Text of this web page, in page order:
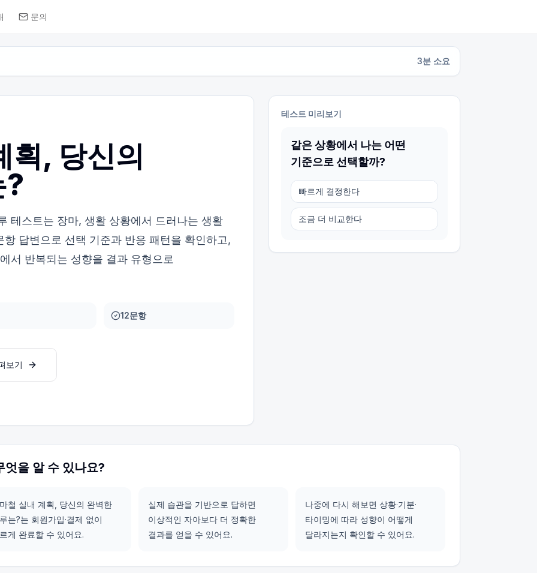
문의
3분 소요
획, 당신의
?
테스트는 장마, 생활 상황에서 드러나는 생활
답변으로 선택 기준과 반응 패턴을 확인하고,
서 반복되는 성향을 결과 유형으로
12문항
보기
테스트 미리보기
같은 상황에서 나는 어떤
기준으로 선택할까?
빠르게 결정한다
조금 더 비교한다
엇을 알 수 있나요?
철 실내 계획, 당신의 완벽한
는?는 회원가입·결제 없이
게 완료할 수 있어요.
실제 습관을 기반으로 답하면
이상적인 자아보다 더 정확한
결과를 얻을 수 있어요.
나중에 다시 해보면 상황·기분·
타이밍에 따라 성향이 어떻게
달라지는지 확인할 수 있어요.